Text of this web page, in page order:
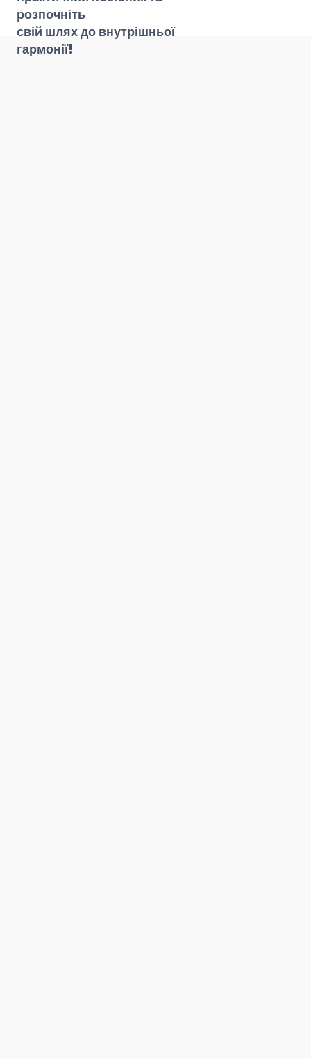
розпочніть
свій шлях до внутрішньої
гармонії!